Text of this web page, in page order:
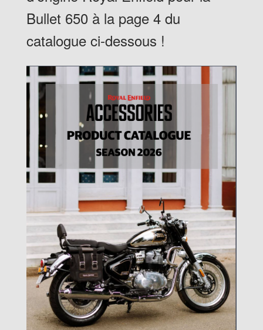
Bullet 650 à la page 4 du
catalogue ci-dessous !